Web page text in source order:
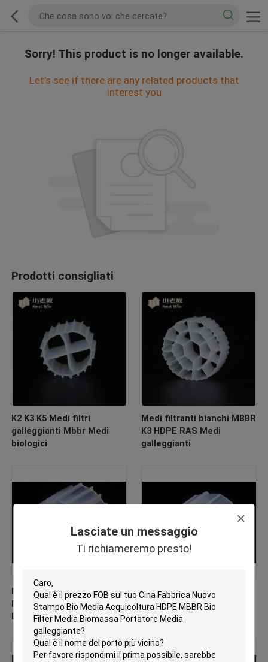
Lasciate un messaggio
Ti richiameremo presto!
Sorry! This product is no longer available.
Let's see if there are any related products that
interest you
Prodotti consigliati
K2 K3 K5 Medi filtri
galleggianti Mbbr Medi
biologici
Medi filtranti bianchi MBBR
K3 HDPE RAS Medi
galleggianti
PE03 MBBR Bio Media Cina
Produttore Nuovo
Biomover di materiale
Hdpe
Fabbrica di filtri per filtri
MBBR in HDPE vergine